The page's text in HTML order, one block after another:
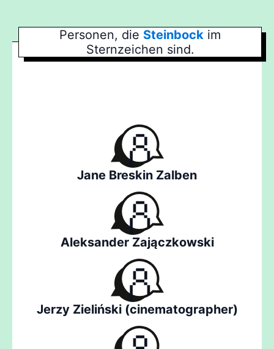
Personen, die Steinbock im
Sternzeichen sind.
Jane Breskin Zalben
Aleksander Zajączkowski
Jerzy Zieliński (cinematographer)